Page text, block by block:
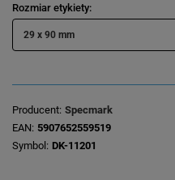
Rozmiar etykiety
29 x 90 mm
Producent Specmark
EAN 5907652559519
Symbol DK-11201